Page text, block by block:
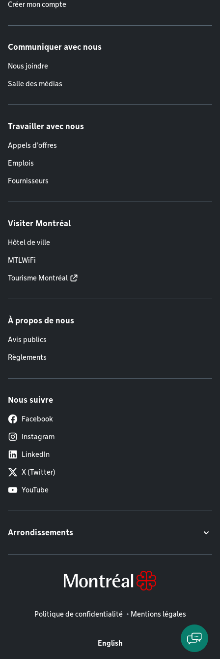
Créer mon compte
Communiquer avec nous
Nous joindre
Salle des médias
Travailler avec nous
Appels d'offres
Emplois
Fournisseurs
Visiter Montréal
Hôtel de ville
MTLWiFi
Tourisme Montréal
À propos de nous
Avis publics
Règlements
Nous suivre
Facebook
Instagram
LinkedIn
X (Twitter)
YouTube
Arrondissements
Mentions légales
Politique de confidentialité Mentions légales
English